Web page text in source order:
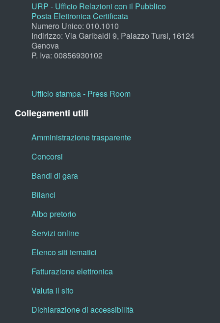
URP - Ufficio Relazioni con il Pubblico
Posta Elettronica Certificata
Numero Unico: 010.1010
Indirizzo: Via Garibaldi 9, Palazzo Tursi, 16124
Genova
P. Iva: 00856930102
Ufficio stampa - Press Room
Collegamenti utili
Amministrazione trasparente
Concorsi
Bandi di gara
Bilanci
Albo pretorio
Servizi online
Elenco siti tematici
Fatturazione elettronica
Valuta il sito
Dichiarazione di accessibilità